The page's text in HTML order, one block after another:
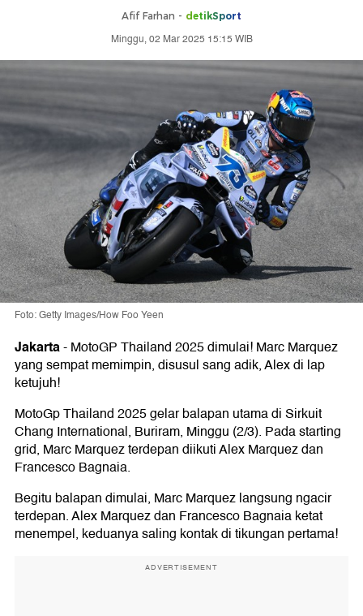
Afif Farhan - detikSport
Minggu, 02 Mar 2025 15:15 WIB
Foto: Getty Images/How Foo Yeen
Jakarta-MotoGP Thailand 2025 dimulai! Marc Marquez
yang sempat memimpin, disusul sang adik, Alex di lap
ketujuh!
MotoGp Thailand 2025 gelar balapan utama di Sirkuit
Chang International, Buriram, Minggu (2/3). Pada starting
grid, Marc Marquez terdepan diikuti Alex Marquez dan
Francesco Bagnaia.
Begitu balapan dimulai, Marc Marquez langsung ngacir
terdepan. Alex Marquez dan Francesco Bagnaia ketat
menempel, keduanya saling kontak di tikungan pertama!
ADVERTISEMENT